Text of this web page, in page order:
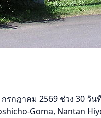
รกฎาคม 2569 ช่วง 30
Goma, Nantan